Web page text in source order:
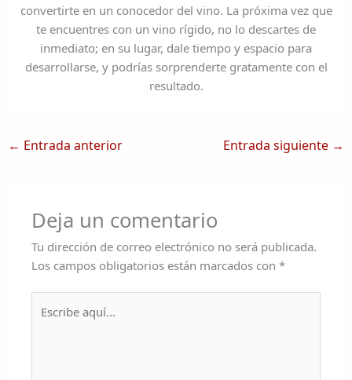
convertirte en un conocedor del vino. La próxima vez que
te encuentres con un vino rígido, no lo descartes de
inmediato; en su lugar, dale tiempo y espacio para
desarrollarse, y podrías sorprenderte gratamente con el
resultado.
← Entrada anterior Entrada siguiente →
Deja un comentario
Tu dirección de correo electrónico no será publicada.
Los campos obligatorios están marcados con*
aquí...